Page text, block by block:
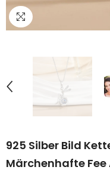
925 Silber Bild
Märchenhafte